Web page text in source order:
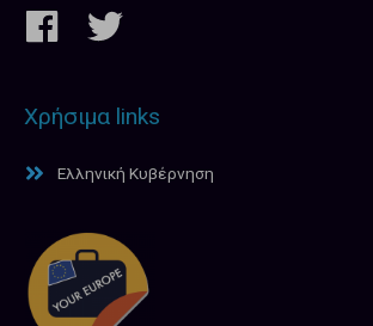
Χρήσιμα links
Ελληνική Κυβέρνηση